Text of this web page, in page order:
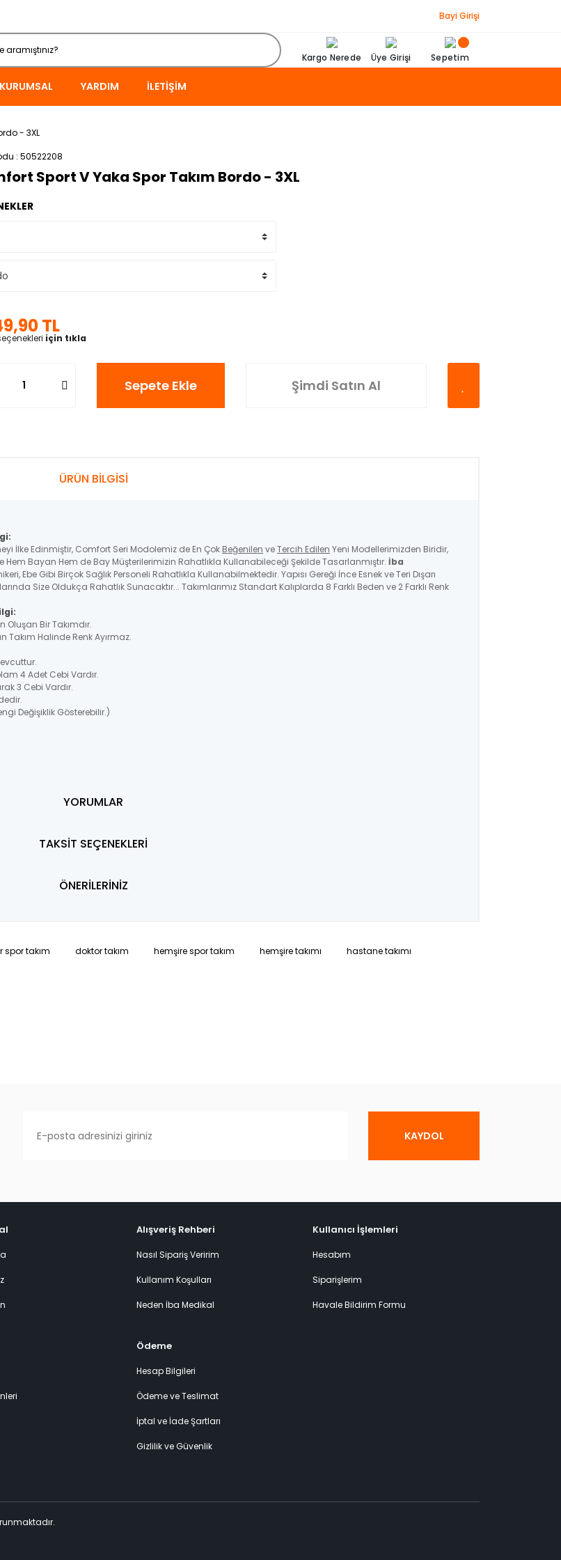
Bayi Girişi
Kargo Nerede Üye Girişi Sepetim
KURUMSAL YARDIM İLETIŞIM
- 3XL
50522208
Sport V Yaka Spor Takım Bordo - 3XL
TL
için tıkla
Sepete Ekle Şimdi Satın Al
ÜRÜN BİLGİSİ
İlke Edinmiştir, Comfort Seri Modolemiz de En Çok Beğenilen veTercih Edilen Yeni Modellerimizden Biridir,
Bayan Hem de Bay Müşterilerimizin Rahatlıkla Kullanabileceği Şekilde Tasarlanmıştır. İba
Ebe Gibi Birçok Sağlık Personeli Rahatlıkla Kullanabilmektedir. Yapısı Gereği İnce Esnek ve Teri Dışarı
Size Oldukça Rahatlık Sunacaktır... Takımlarımız Standart Kalıplarda 8 Farklı Beden ve 2 Farklı Renk
Bir Takımdır.
Takım Halinde Renk Ayırmaz.
4 Adet Cebi Vardır.
3 Cebi Vardır.
Değişiklik Gösterebilir.)
YORUMLAR
TAKSİT SEÇENEKLERİ
ÖNERİLERİNİZ
spor takım doktor takım hemşire spor takım hemşire takımı hastane takımı
KAYDOL
Alışveriş Rehberi
Nasıl Sipariş Veririm
Kullanım Koşulları
Neden İba Medikal
Ödeme
Hesap Bilgileri
Ödeme ve Teslimat
İptal ve İade Şartları
Gizlilik ve Güvenlik
Kullanıcı İşlemleri
Hesabım
Siparişlerim
Havale Bildirim Formu